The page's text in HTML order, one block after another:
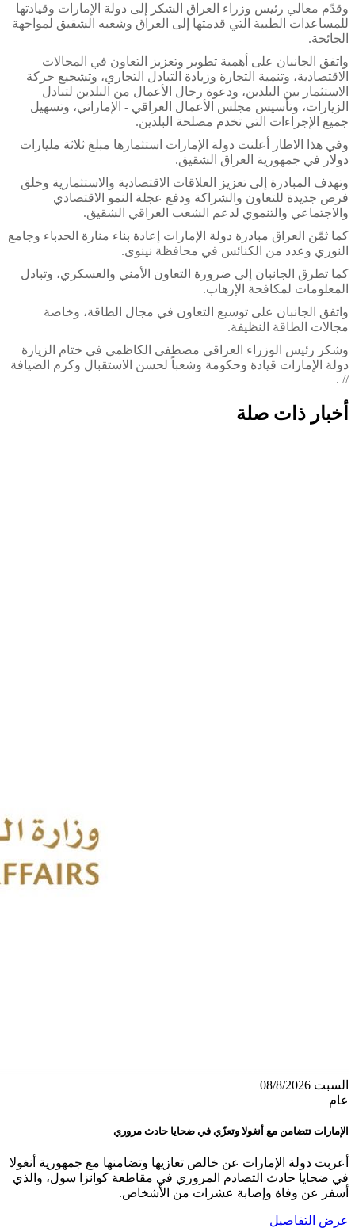
وقدّم معالي رئيس وزراء العراق الشكر إلى دولة الإمارات وقيادتها
للمساعدات الطبية التي قدمتها إلى العراق وشعبه الشقيق لمواجهة
الجائحة.
واتفق الجانبان على أهمية تطوير وتعزيز التعاون في المجالات
الاقتصادية، وتنمية التجارة وزيادة التبادل التجاري، وتشجيع حركة
الاستثمار بين البلدين، ودعوة رجال الأعمال من البلدين لتبادل
الزيارات، وتأسيس مجلس الأعمال العراقي - الإماراتي، وتسهيل
جميع الإجراءات التي تخدم مصلحة البلدين.
وفي هذا الاطار أعلنت دولة الإمارات استثمارها مبلغ ثلاثة مليارات
دولار في جمهورية العراق الشقيق.
وتهدف المبادرة إلى تعزيز العلاقات الاقتصادية والاستثمارية وخلق
فرص جديدة للتعاون والشراكة ودفع عجلة النمو الاقتصادي
والاجتماعي والتنموي لدعم الشعب العراقي الشقيق.
كما ثمّن العراق مبادرة دولة الإمارات إعادة بناء منارة الحدباء وجامع
النوري وعدد من الكنائس في محافظة نينوى.
كما تطرق الجانبان إلى ضرورة التعاون الأمني والعسكري، وتبادل
المعلومات لمكافحة الإرهاب.
واتفق الجانبان على توسيع التعاون في مجال الطاقة، وخاصة
مجالات الطاقة النظيفة.
وشكر رئيس الوزراء العراقي مصطفى الكاظمي في ختام الزيارة
دولة الإمارات قيادة وحكومة وشعباً لحسن الاستقبال وكرم الضيافة
// .
أخبار ذات صلة
السبت 08/8/2026
عام
الإمارات تتضامن مع أنغولا وتعزّي في ضحايا حادث مروري
أعربت دولة الإمارات عن خالص تعازيها وتضامنها مع جمهورية أنغولا
في ضحايا حادث التصادم المروري في مقاطعة كوانزا سول، والذي
أسفر عن وفاة وإصابة عشرات من الأشخاص.
عرض التفاصيل